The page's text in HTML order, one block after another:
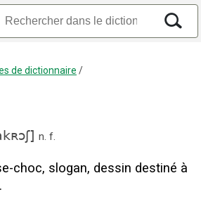
de dictionnaire /
] n. f.
choc, slogan, dessin destiné à